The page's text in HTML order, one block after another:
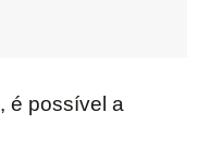
, é possível a